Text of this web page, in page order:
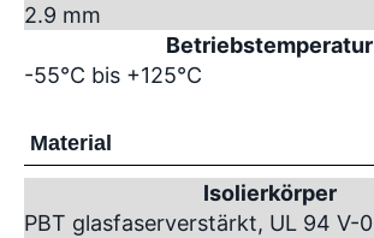
2.9 mm
Betriebstemperatur
-55°C bis +125°C
Material
Isolierkörper
PBT glasfaserverstärkt, UL 94 V-0